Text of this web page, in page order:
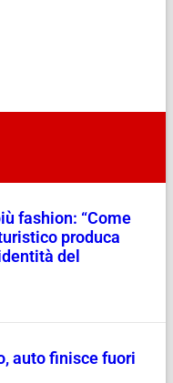
fashion: “Come
produca
del
auto finisce fuori